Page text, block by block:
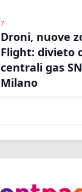
7
Droni, nuove
Flight: divieto
centrali gas
Milano